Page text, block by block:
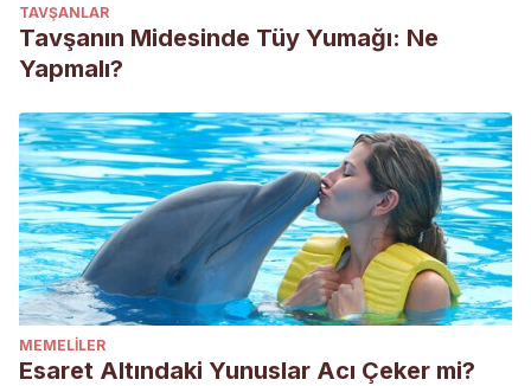
TAVŞANLAR
Tavşanın Midesinde Tüy Yumağı: Ne
Yapmalı?
MEMELILER
Esaret Altındaki Yunuslar Acı Çeker mi?